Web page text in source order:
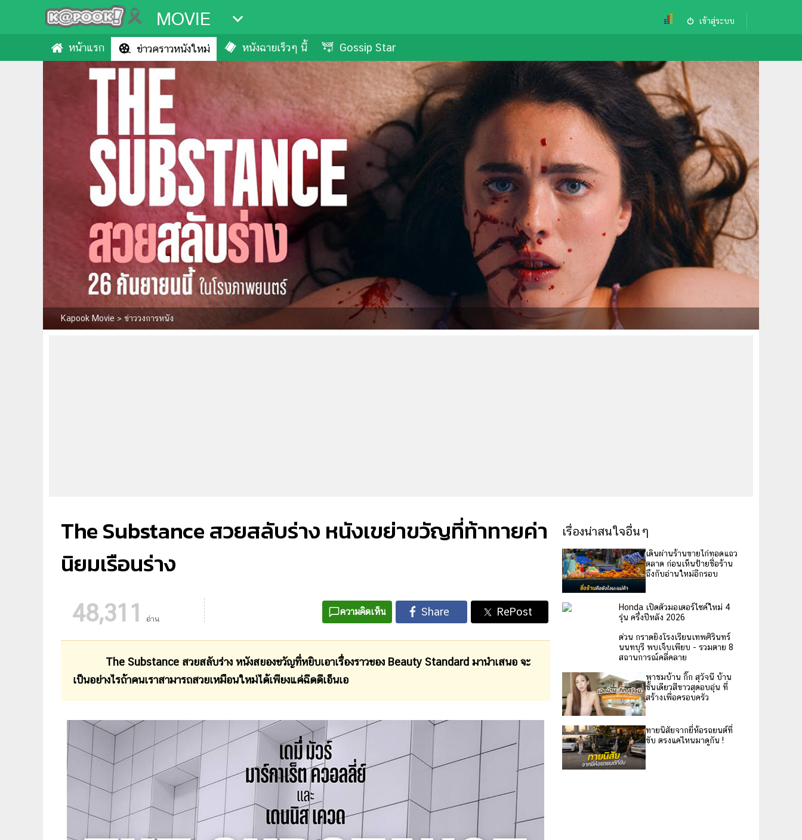
MOVIE เข้าสู่ระบบ
หน้าแรก ข่าวคราวหนังใหม่ หนังฉายเร็วๆ นี้ Gossip Star
Kapook Movie > ข่าววงการหนัง
The Substance สวยสลับร่าง หนังเขย่าขวัญที่ท้าทายค่า
นิยมเรือนร่าง
48,311 อ่าน
ความคิดเห็น
The Substance สวยสลับร่าง หนังสยองขวัญที่หยิบเอาเรื่องราวของ Beauty Standard มานำเสนอ จะ
เป็นอย่างไรถ้าคนเราสามารถสวยเหมือนใหม่ได้เพียงแค่ฉีดดีเอ็นเอ
เรื่องน่าสนใจอื่นๆ
เดินผ่านร้านขายไก่ทอดแถว
ตลาด ก่อนเห็นป้ายชื่อร้าน
ถึงกับอ่านใหม่อีกรอบ
Honda เปิดตัวมอเตอร์ไซค์ใหม่ 4
รุ่น ครึ่งปีหลัง 2026
ด่วน กราดยิงโรงเรียนเทพศิรินทร์
นนทบุรี พบเจ็บเพียบ - รวมตาย 8
สถานการณ์คลี่คลาย
พาชมบ้าน กิ๊ก สุวัจนี บ้าน
ชั้นเดียวสีขาวสุดอบอุ่น ที่
สร้างเพื่อครอบครัว
ทายนิสัยจากยี่ห้อรถยนต์ที่
ขับ ตรงแค่ไหนมาดูกัน !